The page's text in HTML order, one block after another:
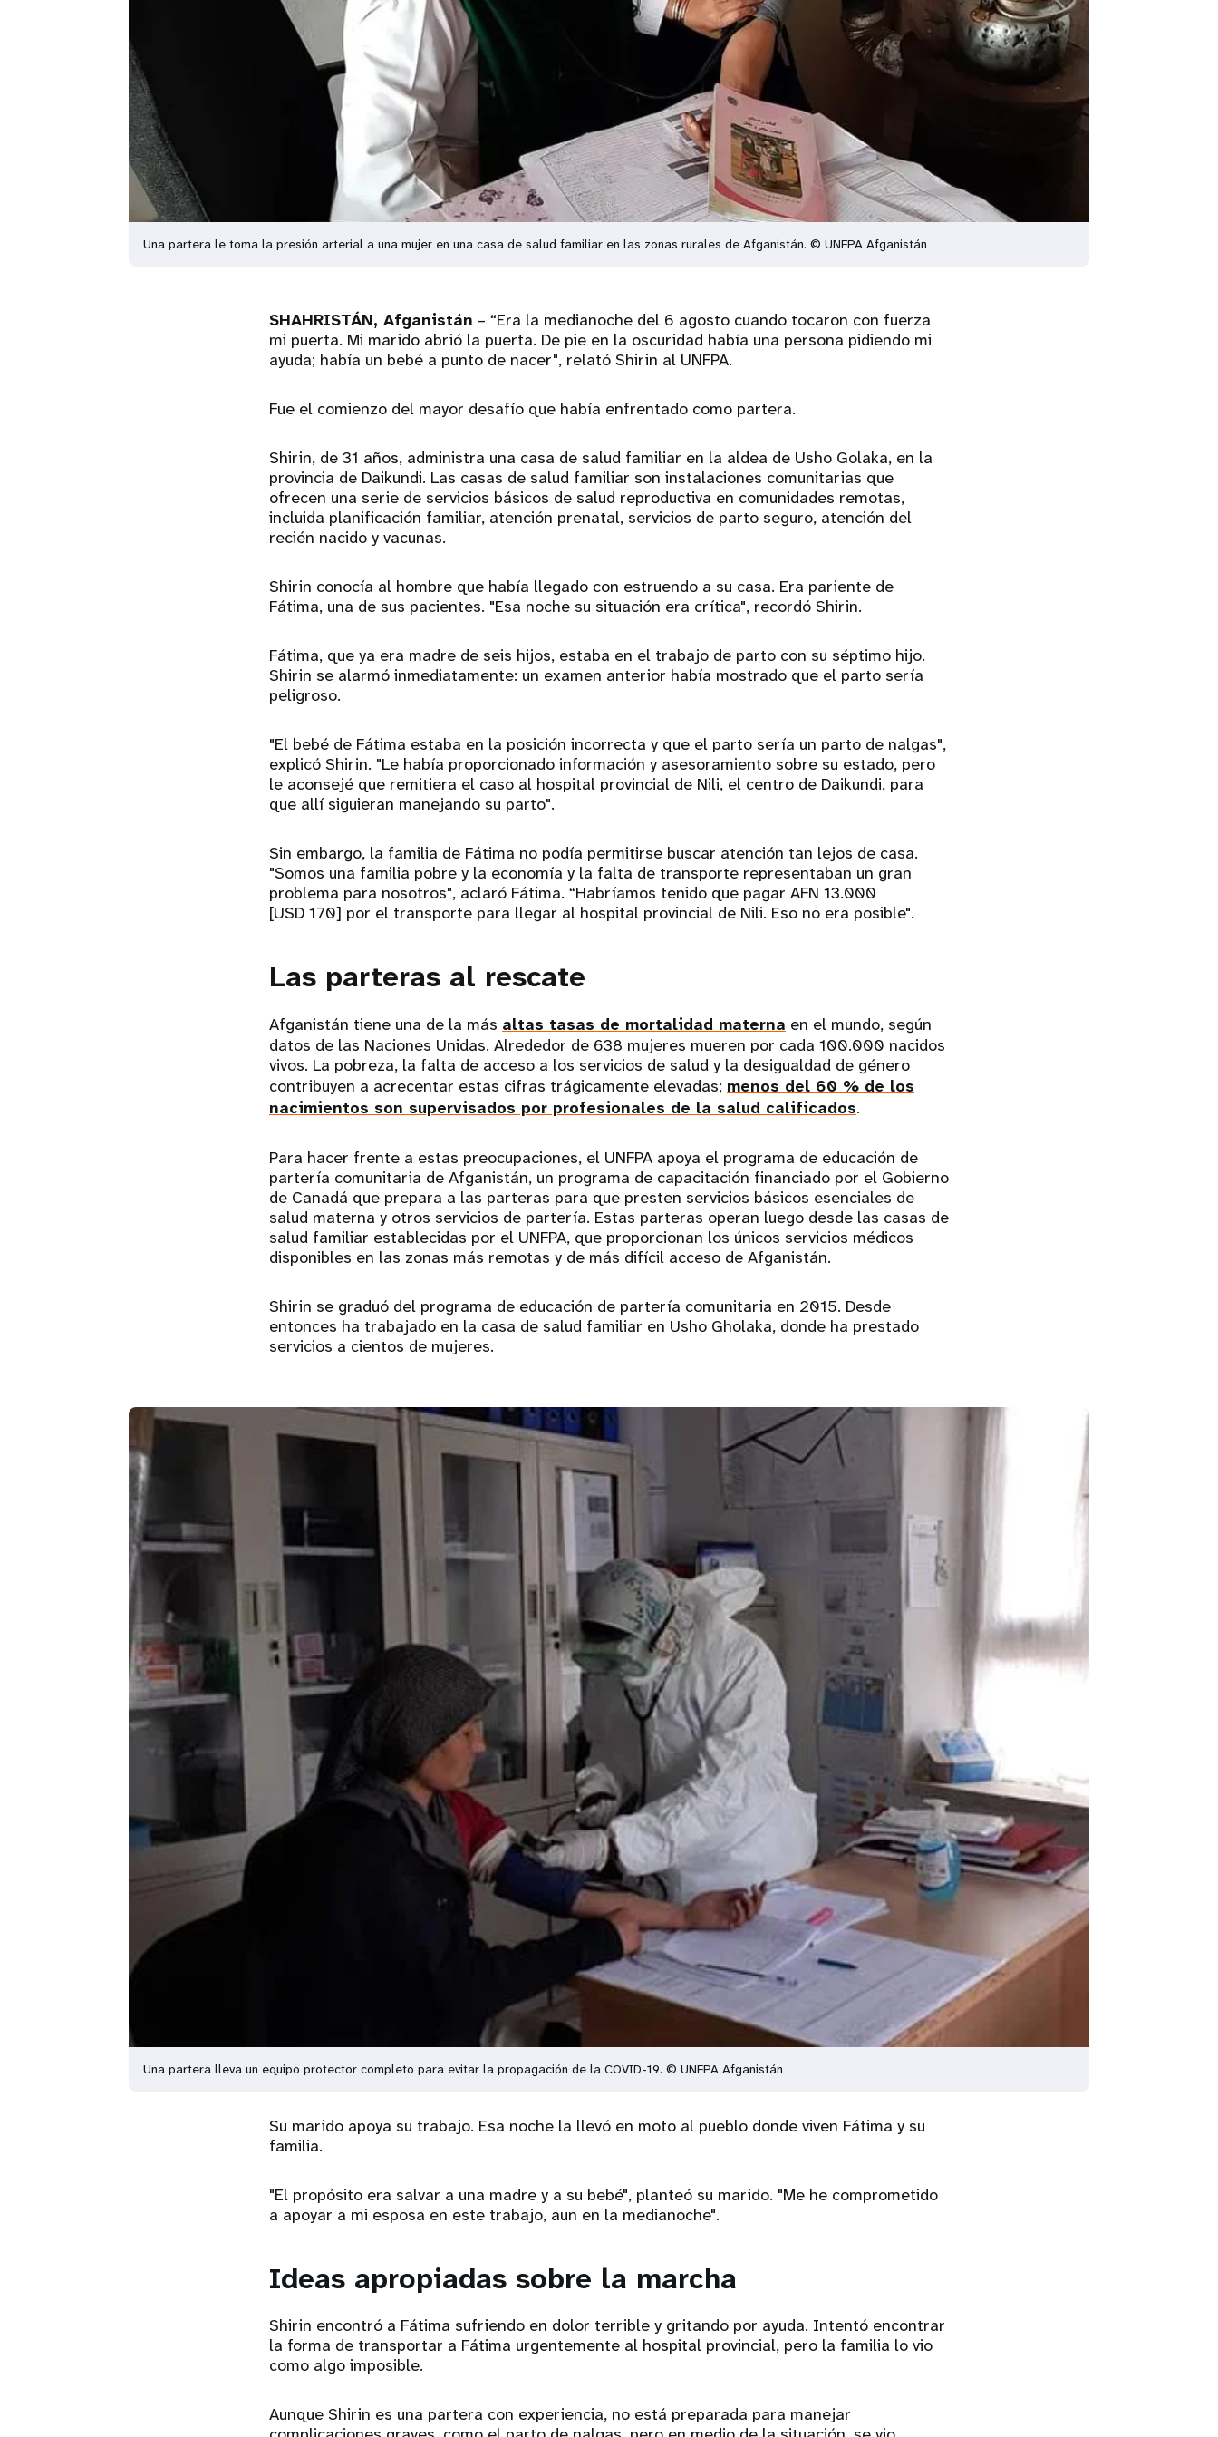
Una partera le toma la presión arterial a una mujer en una casa de salud familiar en las zonas rurales de Afganistán. © UNFPA Afganistán
SHAHRISTÁN, Afganistán – “Era la medianoche del 6 agosto cuando tocaron con fuerza
mi puerta. Mi marido abrió la puerta. De pie en la oscuridad había una persona pidiendo mi
ayuda; había un bebé a punto de nacer", relató Shirin al UNFPA.
Fue el comienzo del mayor desafío que había enfrentado como partera.
Shirin, de 31 años, administra una casa de salud familiar en la aldea de Usho Golaka, en la
provincia de Daikundi. Las casas de salud familiar son instalaciones comunitarias que
ofrecen una serie de servicios básicos de salud reproductiva en comunidades remotas,
incluida planificación familiar, atención prenatal, servicios de parto seguro, atención del
recién nacido y vacunas.
Shirin conocía al hombre que había llegado con estruendo a su casa. Era pariente de
Fátima, una de sus pacientes. "Esa noche su situación era crítica", recordó Shirin.
Fátima, que ya era madre de seis hijos, estaba en el trabajo de parto con su séptimo hijo.
Shirin se alarmó inmediatamente: un examen anterior había mostrado que el parto sería
peligroso.
"El bebé de Fátima estaba en la posición incorrecta y que el parto sería un parto de nalgas",
explicó Shirin. "Le había proporcionado información y asesoramiento sobre su estado, pero
le aconsejé que remitiera el caso al hospital provincial de Nili, el centro de Daikundi, para
que allí siguieran manejando su parto".
Sin embargo, la familia de Fátima no podía permitirse buscar atención tan lejos de casa.
"Somos una familia pobre y la economía y la falta de transporte representaban un gran
problema para nosotros", aclaró Fátima. “Habríamos tenido que pagar AFN 13.000
[USD 170] por el transporte para llegar al hospital provincial de Nili. Eso no era posible".
Las parteras al rescate
Afganistán tiene una de la más altas tasas de mortalidad materna en el mundo, según
datos de las Naciones Unidas. Alrededor de 638 mujeres mueren por cada 100.000 nacidos
vivos. La pobreza, la falta de acceso a los servicios de salud y la desigualdad de género
contribuyen a acrecentar estas cifras trágicamente elevadas; menos del 60 % de los
nacimientos son supervisados por profesionales de la salud calificados.
Para hacer frente a estas preocupaciones, el UNFPA apoya el programa de educación de
partería comunitaria de Afganistán, un programa de capacitación financiado por el Gobierno
de Canadá que prepara a las parteras para que presten servicios básicos esenciales de
salud materna y otros servicios de partería. Estas parteras operan luego desde las casas de
salud familiar establecidas por el UNFPA, que proporcionan los únicos servicios médicos
disponibles en las zonas más remotas y de más difícil acceso de Afganistán.
Shirin se graduó del programa de educación de partería comunitaria en 2015. Desde
entonces ha trabajado en la casa de salud familiar en Usho Gholaka, donde ha prestado
servicios a cientos de mujeres.
Una partera lleva un equipo protector completo para evitar la propagación de la COVID-19. © UNFPA Afganistán
Su marido apoya su trabajo. Esa noche la llevó en moto al pueblo donde viven Fátima y su
familia.
"El propósito era salvar a una madre y a su bebé", planteó su marido. "Me he comprometido
a apoyar a mi esposa en este trabajo, aun en la medianoche".
Ideas apropiadas sobre la marcha
Shirin encontró a Fátima sufriendo en dolor terrible y gritando por ayuda. Intentó encontrar
la forma de transportar a Fátima urgentemente al hospital provincial, pero la familia lo vio
como algo imposible.
Aunque Shirin es una partera con experiencia, no está preparada para manejar